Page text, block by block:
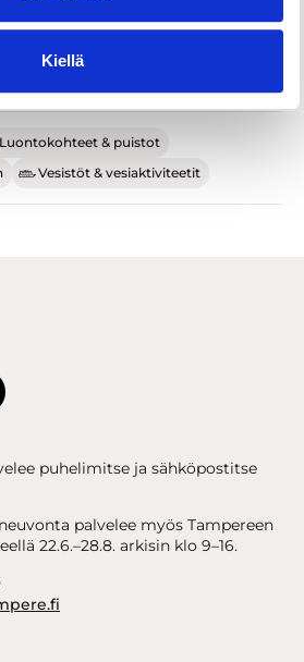
Kiellä
Luontokohteet & puistot
Vesistöt & vesiaktiviteetit
puhelimitse ja sähköpostitse
palvelee myös Tampereen
22.6.–28.8. arkisin klo 9–16.